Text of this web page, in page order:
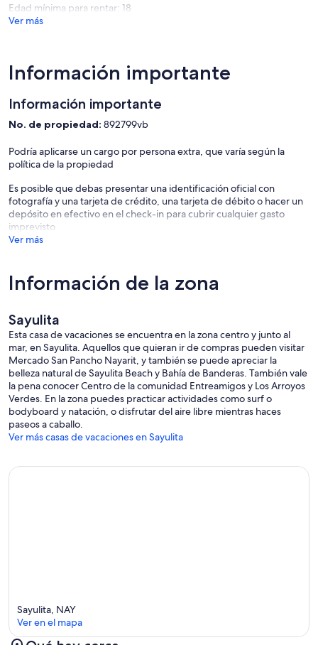
Edad mínima para rentar: 18
Ver más
Información importante
Información importante
No. de propiedad: 892799vb
Podría aplicarse un cargo por persona extra, que varía según la
política de la propiedad
Es posible que debas presentar una identificación oficial con
fotografía y una tarjeta de crédito, una tarjeta de débito o hacer un
depósito en efectivo en el check-in para cubrir cualquier gasto
imprevisto
Ver más
Información de la zona
Sayulita
Esta casa de vacaciones se encuentra en la zona centro y junto al
mar, en Sayulita. Aquellos que quieran ir de compras pueden visitar
Mercado San Pancho Nayarit, y también se puede apreciar la
belleza natural de Sayulita Beach y Bahía de Banderas. También vale
la pena conocer Centro de la comunidad Entreamigos y Los Arroyos
Verdes. En la zona puedes practicar actividades como surf o
bodyboard y natación, o disfrutar del aire libre mientras haces
paseos a caballo.
Ver más casas de vacaciones en Sayulita
Sayulita, NAY
Ver en el mapa